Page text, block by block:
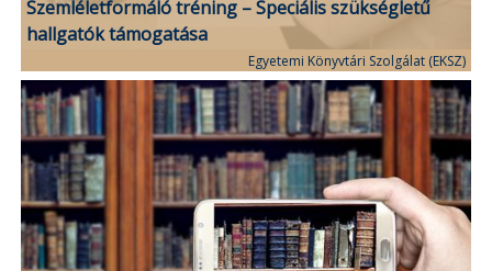
Szemléletformáló tréning – Speciális szükségletű
hallgatók támogatása
Egyetemi Könyvtári Szolgálat (EKSZ)